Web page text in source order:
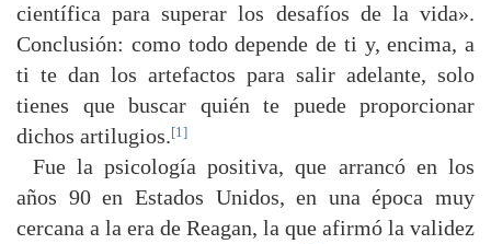
científica para superar los desafíos de la vida».
Conclusión: como todo depende de ti y, encima, a
ti te dan los artefactos para salir adelante, solo
tienes que buscar quién te puede proporcionar
dichos artilugios.[1]
Fue la psicología positiva, que arrancó en los
años 90 en Estados Unidos, en una época muy
cercana a la era de Reagan, la que afirmó la validez